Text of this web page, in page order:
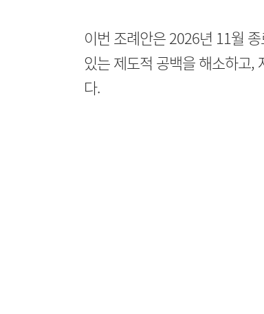
이번 조례안은 2026년 11월
있는 제도적 공백을 해소하고,
다.